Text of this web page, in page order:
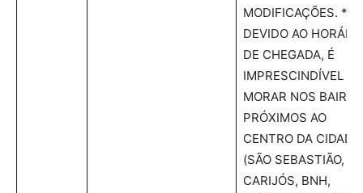
MODIFICAÇÕES. *
DEVIDO AO
DE CHEGADA, É
IMPRESCINDÍVEL
MORAR NOS
PRÓXIMOS AO
CENTRO DA CIDADE
(SÃO SEBASTIÃO,
CARIJÓS, BNH,